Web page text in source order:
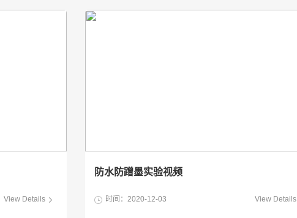
View Details
防水防蹭墨实验视频
时间：2020-12-03 View Details